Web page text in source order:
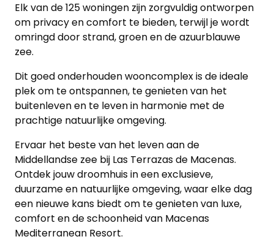
Elk van de 125 woningen zijn zorgvuldig ontworpen
om privacy en comfort te bieden, terwijl je wordt
omringd door strand, groen en de azuurblauwe
zee.
Dit goed onderhouden wooncomplex is de ideale
plek om te ontspannen, te genieten van het
buitenleven en te leven in harmonie met de
prachtige natuurlijke omgeving.
Ervaar het beste van het leven aan de
Middellandse zee bij Las Terrazas de Macenas.
Ontdek jouw droomhuis in een exclusieve,
duurzame en natuurlijke omgeving, waar elke dag
een nieuwe kans biedt om te genieten van luxe,
comfort en de schoonheid van Macenas
Mediterranean Resort.